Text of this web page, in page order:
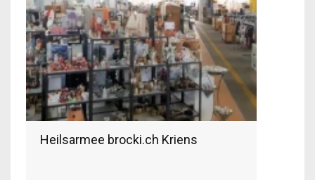
Heilsarmee brocki.ch Kriens